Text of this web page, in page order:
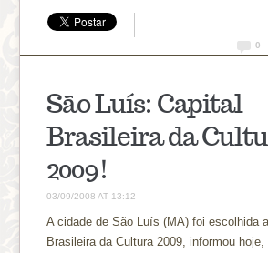
0
São Luís: Capital
Brasileira da
2009!
03/09/2008 AT 13:12
A cidade de São Luís (MA) foi escolhida
Brasileira da Cultura 2009, informou